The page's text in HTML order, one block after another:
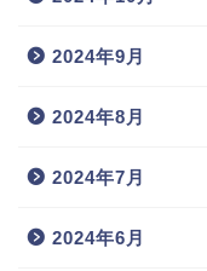
2024年9月
2024年8月
2024年7月
2024年6月